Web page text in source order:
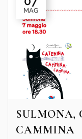
MAG
SULMONA,
CAMMINA